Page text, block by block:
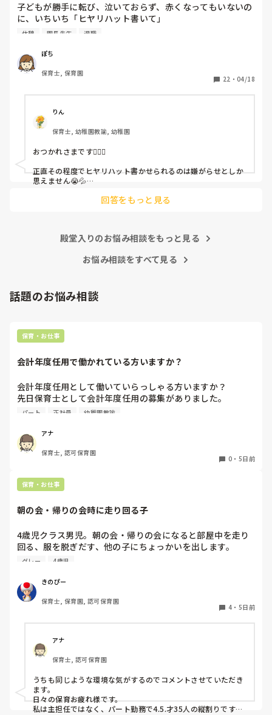
子どもが勝手に転び、泣いておらず、赤くなってもいないの
に、いちいち「ヒヤリハット書いて」
と書かされ
（そう言う本人は書かない）
しかも、上司に↑この内容でも
ちゃんと考えて対策を練って書き込むようにと。
呼ばれて一緒に対策を考えさせられること多数
これだけで30〜40分拘束されて辛いです
皆さんの園はどうですか?
休憩 園長先生 退職
ぽち
保育士, 保育園
22 ・ 04/18
りん
保育士, 幼稚園教諭, 幼稚園
おつかれさまです🙇🏻‍♀️
正直その程度でヒヤリハット書かせられるのは嫌がらせとしか
思えません😭💦
回答をもっと見る
殿堂入りのお悩み相談をもっと見る
お悩み相談をすべて見る
話題のお悩み相談
保育・お仕事
会計年度任用で働かれている方いますか？
会計年度任用として働いていらっしゃる方いますか？
先日保育士として会計年度任用の募集がありました。
赤ちゃん訪問を主にするようですが、園勤務ではなく、保育
よろしくお願いします。
パート 正社員 幼稚園教諭
アナ
保育士, 認可保育園
0 ・ 5日前
保育・お仕事
朝の会・帰りの会時に走り回る子
4歳児クラス男児。朝の会・帰りの会になると部屋中を走り
回る、服を脱ぎだす、他の子にちょっかいを出します。
私が主担任、もう一人補助の先生がいますが、補助の先生は
です。
私がその子の対応をしているとクラス全体の流れが止まって
しまい、クラス全体が落ち着かなくなってしまう。別スペー
なる…という悪循環に陥ってしまっています。
何か少しでも良い方法はないかなと悩み、ここで相談させて
グレー 4歳児
きのぴー
保育士, 保育園, 認可保育園
4 ・ 5日前
アナ
保育士, 認可保育園
うちも同じような環境な気がするのでコメントさせていただき
ます。
日々の保育お疲れ様です。
私は主担任ではなく、パート勤務で4.5.才35人の縦割りです。